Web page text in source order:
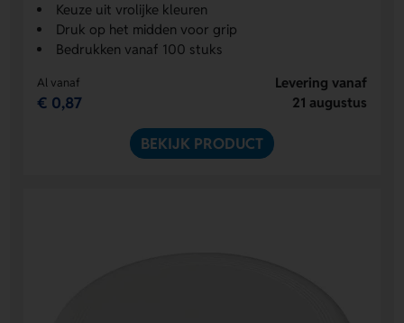
Keuze uit vrolijke kleuren
Druk op het midden voor grip
Bedrukken vanaf 100 stuks
Al vanaf
€ 0,87
Levering vanaf
21 augustus
BEKIJK PRODUCT